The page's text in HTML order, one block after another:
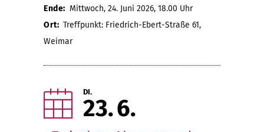
Ende: Mittwoch, 24. Juni 2026, 18.00 Uhr
Ort: Treffpunkt: Friedrich-Ebert-Straße 61,
Weimar
DI.
23 6